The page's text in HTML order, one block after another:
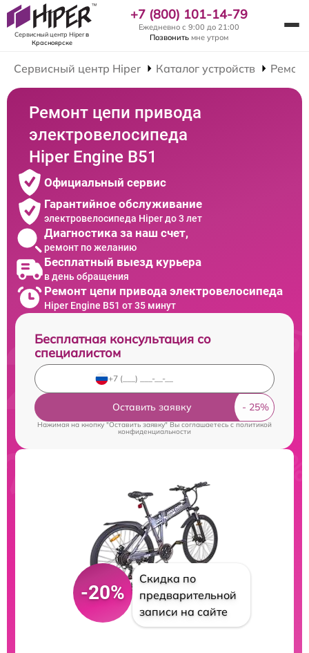
Сервисный центр Hiperв
Красноярске
+7 (800) 101-14-79
Ежедневно с 9:00 до 21:00
Позвонить мне утром
Сервисный центр Hiper Каталог устройств
Ремонт цепи привода
электровелосипеда
Hiper Engine B51
Официальный сервис
Гарантийное обслуживание
электровелосипеда Hiper до 3 лет
Диагностика за наш счет,
ремонт по желанию
Бесплатный выезд курьера
в день обращения
Ремонт цепи привода электровелосипеда
Hiper Engine B51 от 35 минут
Бесплатная консультация со
специалистом
Оставить заявку
Нажимая на кнопку "Оставить заявку" Вы соглашаетесь cполитикой
конфиденциальности
-20%
Скидка по
предварительной
записи на сайте